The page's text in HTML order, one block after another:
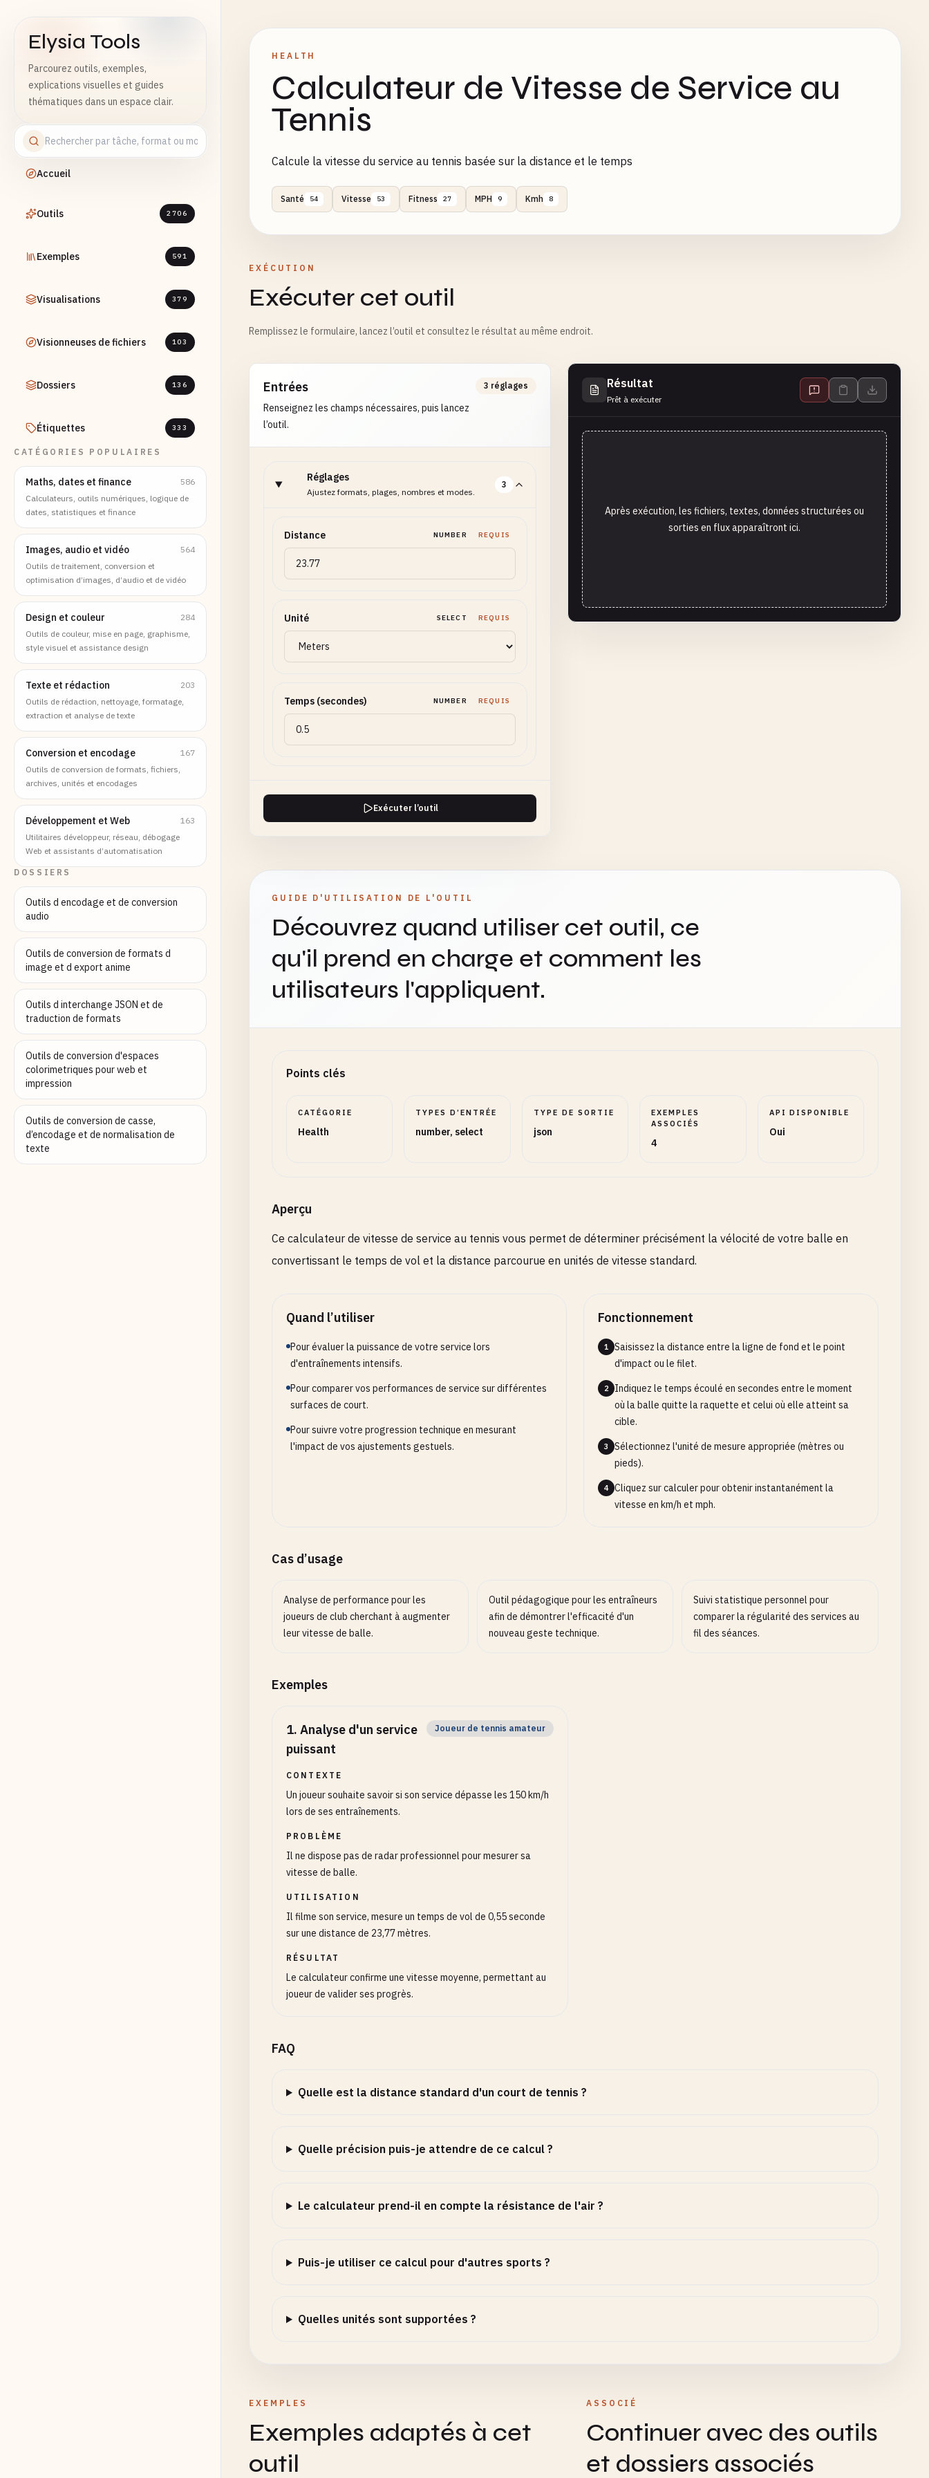
Elysia Tools
Parcourez outils, exemples,
explications visuelles et guides
thématiques dans un espace clair.
Accueil
Outils 2706
Exemples 591
Visualisations 379
Visionneuses de fichiers 103
Dossiers 136
Étiquettes 333
CATÉGORIES POPULAIRES
Maths, dates et finance
586
Calculateurs, outils numériques, logique de
dates, statistiques et finance
Images, audio et vidéo
564
Outils de traitement, conversion et
optimisation d’images, d’audio et de vidéo
Design et couleur
284
Outils de couleur, mise en page, graphisme,
style visuel et assistance design
Texte et rédaction
203
Outils de rédaction, nettoyage, formatage,
extraction et analyse de texte
Conversion et encodage
167
Outils de conversion de formats, fichiers,
archives, unités et encodages
Développement et Web
163
Utilitaires développeur, réseau, débogage
Web et assistants d’automatisation
DOSSIERS
Outils d encodage et de conversion
audio
Outils de conversion de formats d
image et d export anime
Outils d interchange JSON et de
traduction de formats
Outils de conversion d'espaces
colorimetriques pour web et
impression
Outils de conversion de casse,
d’encodage et de normalisation de
texte
HEALTH
Calculateur de Vitesse de Service au
Tennis
Calcule la vitesse du service au tennis basée sur la distance et le temps
Santé 54 Vitesse 53 Fitness 27 MPH 9 Kmh 8
EXÉCUTION
Exécuter cet outil
Remplissez le formulaire, lancez l’outil et consultez le résultat au même endroit.
Entrées
Renseignez les champs nécessaires, puis lancez
l’outil.
3 réglages
Réglages
Ajustez formats, plages, nombres et modes.
3
Distance NUMBER REQUIS
Unité SELECT REQUIS
Temps (secondes) NUMBER REQUIS
Exécuter l’outil
Résultat
Prêt à exécuter
Après exécution, les fichiers, textes, données structurées ou
sorties en flux apparaîtront ici.
GUIDE D'UTILISATION DE L'OUTIL
Découvrez quand utiliser cet outil, ce
qu'il prend en charge et comment les
utilisateurs l'appliquent.
Points clés
CATÉGORIE
Health
TYPES D’ENTRÉE
number, select
TYPE DE SORTIE
json
EXEMPLES
ASSOCIÉS
4
API DISPONIBLE
Oui
Aperçu
Ce calculateur de vitesse de service au tennis vous permet de déterminer précisément la vélocité de votre balle en
convertissant le temps de vol et la distance parcourue en unités de vitesse standard.
Quand l’utiliser
Pour évaluer la puissance de votre service lors
d'entraînements intensifs.
Pour comparer vos performances de service sur différentes
surfaces de court.
Pour suivre votre progression technique en mesurant
l'impact de vos ajustements gestuels.
Fonctionnement
1
Saisissez la distance entre la ligne de fond et le point
d'impact ou le filet.
2
Indiquez le temps écoulé en secondes entre le moment
où la balle quitte la raquette et celui où elle atteint sa
cible.
3
Sélectionnez l'unité de mesure appropriée (mètres ou
pieds).
4
Cliquez sur calculer pour obtenir instantanément la
vitesse en km/h et mph.
Cas d’usage
Analyse de performance pour les
joueurs de club cherchant à augmenter
leur vitesse de balle.
Outil pédagogique pour les entraîneurs
afin de démontrer l'efficacité d'un
nouveau geste technique.
Suivi statistique personnel pour
comparer la régularité des services au
fil des séances.
Exemples
1. Analyse d'un service
puissant
Joueur de tennis amateur
CONTEXTE
Un joueur souhaite savoir si son service dépasse les 150 km/h
lors de ses entraînements.
PROBLÈME
Il ne dispose pas de radar professionnel pour mesurer sa
vitesse de balle.
UTILISATION
Il filme son service, mesure un temps de vol de 0,55 seconde
sur une distance de 23,77 mètres.
RÉSULTAT
Le calculateur confirme une vitesse moyenne, permettant au
joueur de valider ses progrès.
FAQ
Quelle est la distance standard d'un court de tennis ?
Quelle précision puis-je attendre de ce calcul ?
Le calculateur prend-il en compte la résistance de l'air ?
Puis-je utiliser ce calcul pour d'autres sports ?
Quelles unités sont supportées ?
EXEMPLES
Exemples adaptés à cet
outil
ASSOCIÉ
Continuer avec des outils
et dossiers associés